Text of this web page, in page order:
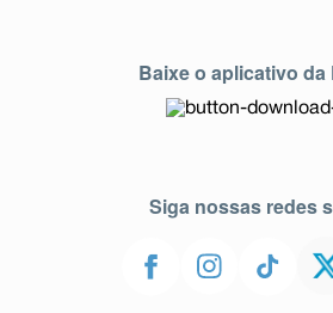
Baixe o aplicativo da
Siga nossas redes